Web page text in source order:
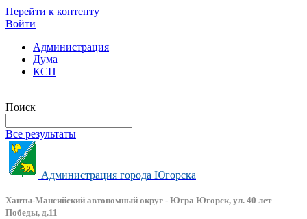
Перейти к контенту
Войти
Администрация
Дума
КСП
Поиск
Все результаты
Администрация города Югорска
Ханты-Мансийский автономный округ - Югра Югорск, ул. 40 лет
Победы, д.11